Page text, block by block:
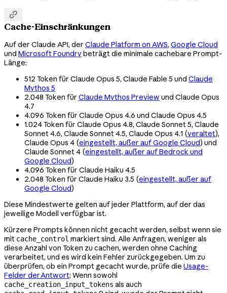

Cache-Einschränkungen
Auf der Claude API, der Claude Platform on AWS, Google Cloud
und Microsoft Foundrybeträgt die minimale cachebare Prompt-
Länge:
512 Token für Claude Opus 5, Claude Fable 5 und Claude
Mythos 5
2.048 Token für Claude Mythos Preview und Claude Opus
4.7
4.096 Token für Claude Opus 4.6 und Claude Opus 4.5
1.024 Token für Claude Opus 4.8, Claude Sonnet 5, Claude
Sonnet 4.6, Claude Sonnet 4.5, Claude Opus 4.1 (veraltet),
Claude Opus 4 (eingestellt, außer auf Google Cloud) und
Claude Sonnet 4 (eingestellt, außer auf Bedrock und
Google Cloud)
4.096 Token für Claude Haiku 4.5
2.048 Token für Claude Haiku 3.5 (eingestellt, außer auf
Google Cloud)
Diese Mindestwerte gelten auf jeder Plattform, auf der das
jeweilige Modell verfügbar ist.
Kürzere Prompts können nicht gecacht werden, selbst wenn sie
mit cache_control markiert sind. Alle Anfragen, weniger als
diese Anzahl von Token zu cachen, werden ohne Caching
verarbeitet, und es wird kein Fehler zurückgegeben. Um zu
überprüfen, ob ein Prompt gecacht wurde, prüfe die Usage-
Felder der Antwort: Wenn sowohl
cache_creation_input_tokens als auch